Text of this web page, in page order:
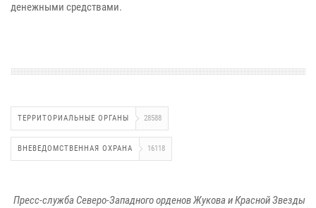
денежными средствами.
ТЕРРИТОРИАЛЬНЫЕ ОРГАНЫ 28588
ВНЕВЕДОМСТВЕННАЯ ОХРАНА 16118
Пресс-служба Северо-Западного орденов Жукова и Красной Звезды